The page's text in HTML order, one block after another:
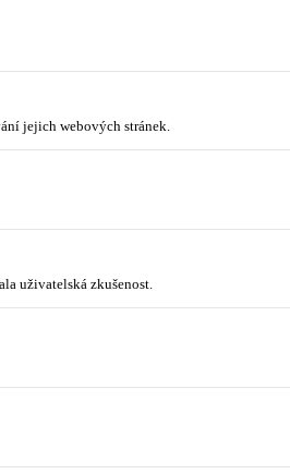
jejich webových stránek.
uživatelská zkušenost.